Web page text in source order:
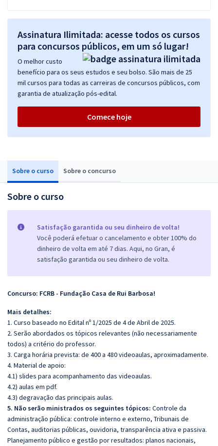
Sobre o curso Sobre o concurso
Sobre o curso
Satisfação garantida ou seu dinheiro de volta!
Você poderá efetuar o cancelamento e obter 100% do
dinheiro de volta em até 7 dias. Aqui, no Gran, é
satisfação garantida ou seu dinheiro de volta.
Concurso: FCRB - Fundação Casa de Rui Barbosa!
Mais detalhes:
1. Curso baseado no Edital nº 1/2025 de 4 de Abril de 2025.
2. Serão abordados os tópicos relevantes (não necessariamente
todos) a critério do professor.
3. Carga horária prevista: de 400 a 480 videoaulas, aproximadamente.
4. Material de apoio:
4.1) slides para acompanhamento das videoaulas.
4.2) aulas em pdf.
4.3) degravação das principais aulas.
5. Não serão ministrados os seguintes tópicos: Controle da
administração pública: controle interno e externo, Tribunais de
Contas, auditorias públicas, ouvidoria, transparência ativa e passiva.
Planejamento público e gestão por resultados: planos nacionais,
Assinatura Ilimitada: acesse todos os cursos
para concursos públicos, em um só lugar!
O melhor custo
benefício para os seus estudos e seu bolso. São mais de 25
mil cursos para todas as carreiras de concursos públicos, com
garantia de atualização pós-edital.
Comece hoje